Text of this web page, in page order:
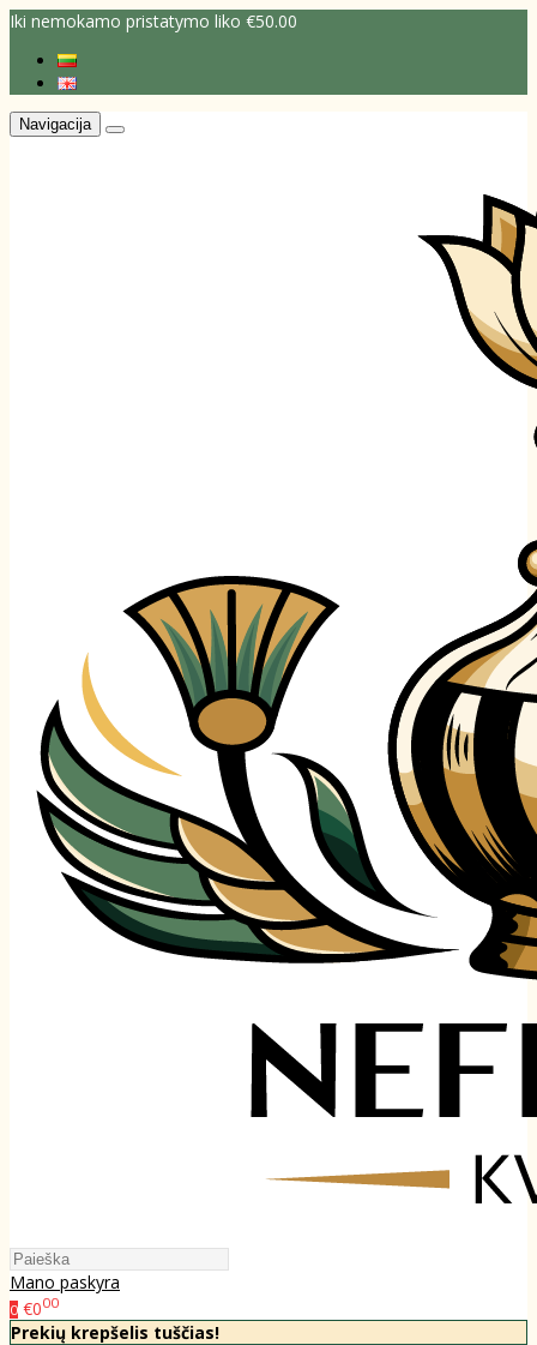
Iki nemokamo pristatymo liko €50.00
Navigacija
Mano paskyra
0 €000
Prekių krepšelis tuščias!